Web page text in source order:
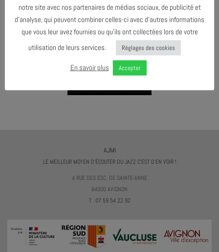
MARS 2023
AGENDA AU FORMATICAL
AJMI
LE MEILLEUR MOYEN D'ÉCOUTER DU JAZZ C'EST D'EN VOIR !
4 RUE DES ESC. DE SAINTE-ANNE
84000 AVIGNON
T. 07 59 54 22 92
notre site avec nos partenaires de médias sociaux, de publicité et
d’analyse, qui peuvent combiner celles-ci avec d’autres informations
que vous leur avez fournies ou qu’ils ont collectées lors de votre
utilisation de leurs services.
Réglages des cookies
En savoir plus Accepter